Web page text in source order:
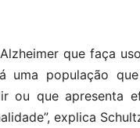
que faça
uma população
ou que apresenta
explica